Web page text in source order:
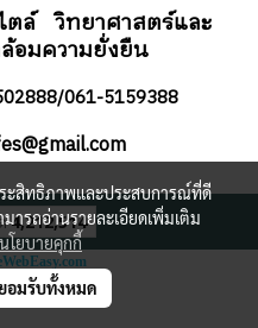
ตล์ วิทยาศาสตร์และ
อมความยั่งยืน
061-5159388
4,212,514
ะสิทธิภาพและประสบการณ์ที่ดี
ารถอ่านรายละเอียดเพิ่มเติม
นโยบายคุกกี้
อมรับทั้งหมด